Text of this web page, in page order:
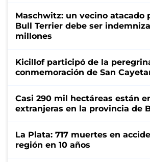
Maschwitz: un vecino atacado
Bull Terrier debe ser
millones
Kicillof participó de la
conmemoración de San
Casi 290 mil hectáreas están
extranjeras en la provincia de
La Plata: 717 muertes en
región en 10 años